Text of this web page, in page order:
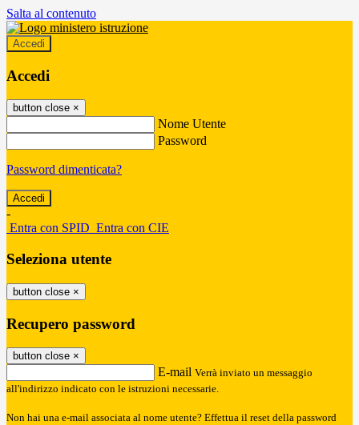
Salta al contenuto
Accedi
Accedi
button close ×
Nome Utente
Password
Password dimenticata?
-
Entra con SPID Entra con CIE
Seleziona utente
button close ×
Recupero password
button close ×
E-mail Verrà inviato un messaggio
all'indirizzo indicato con le istruzioni necessarie.
Non hai una e-mail associata al nome utente? Effettua il reset della password